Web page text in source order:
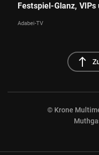
Festspiel-Glanz,
Adabei-TV
north
© Krone